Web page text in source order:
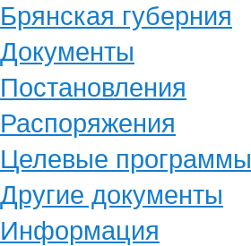
Брянская губерния
Документы
Постановления
Распоряжения
Целевые программы
Другие документы
Информация